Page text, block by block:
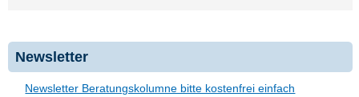
Newsletter
Newsletter Beratungskolumne bitte kostenfrei einfach